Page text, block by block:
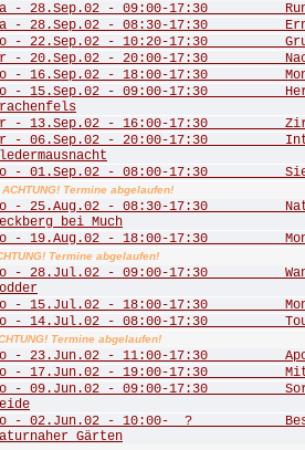
- 28.Sep.02 - 09:00-17:30 Rund
- 28.Sep.02 - 08:30-17:30
- 22.Sep.02 - 10:20-17:30
- 20.Sep.02 - 20:00-17:30
- 16.Sep.02 - 18:00-17:30
- 15.Sep.02 - 09:00-17:30
- 13.Sep.02 - 16:00-17:30
- 06.Sep.02 - 20:00-17:30
- 01.Sep.02 - 08:00-17:30
ACHTUNG! Termine abgelaufen!
- 25.Aug.02 - 08:30-17:30
bei Much
- 19.Aug.02 - 18:00-17:30
Termine abgelaufen!
- 28.Jul.02 - 09:00-17:30
- 15.Jul.02 - 18:00-17:30
- 14.Jul.02 - 08:00-17:30 Tour
Termine abgelaufen!
- 23.Jun.02 - 11:00-17:30
- 17.Jun.02 - 19:00-17:30
- 09.Jun.02 - 09:00-17:30
- 02.Jun.02 - 10:00- ?
Gärten